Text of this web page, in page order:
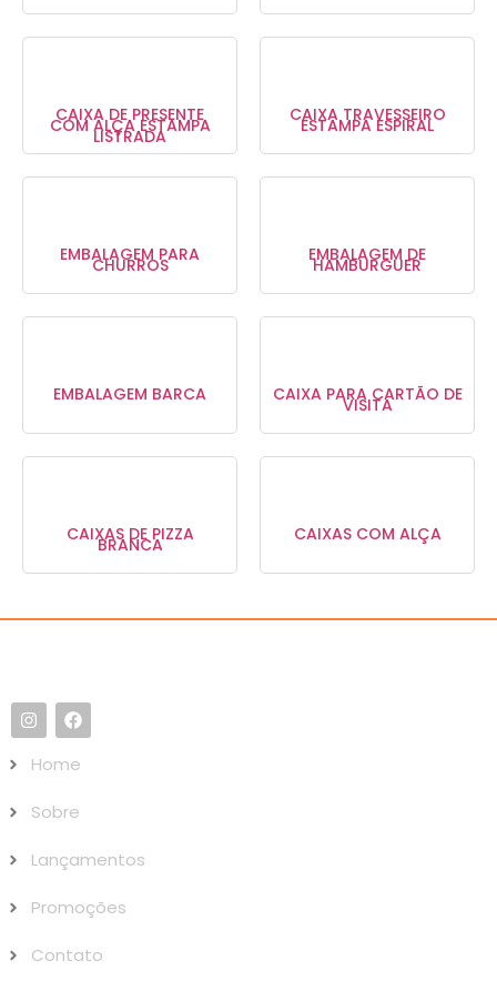
CAIXA DE PRESENTE
COM ALÇA ESTAMPA
LISTRADA
CAIXA TRAVESSEIRO
ESTAMPA ESPIRAL
EMBALAGEM PARA
CHURROS EMBALAGEM DE
HAMBURGUER
EMBALAGEM BARCA CAIXA PARA CARTÃO DE
VISITA
CAIXAS DE PIZZA
BRANCA CAIXAS COM ALÇA
Home
Sobre
Lançamentos
Promoções
Contato